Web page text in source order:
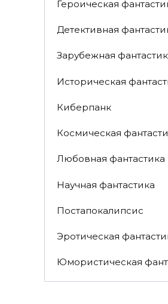
Героическая
Детективная
Зарубежная
Историческая
Киберпанк
Космическая
Любовная фантастика
Научная фантастика
Постапокалипсис
Эротическая
Юмористическая